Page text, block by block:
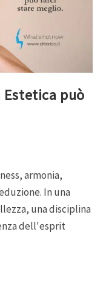
Estetica può
armonia,
In una
una disciplina
dell'esprit